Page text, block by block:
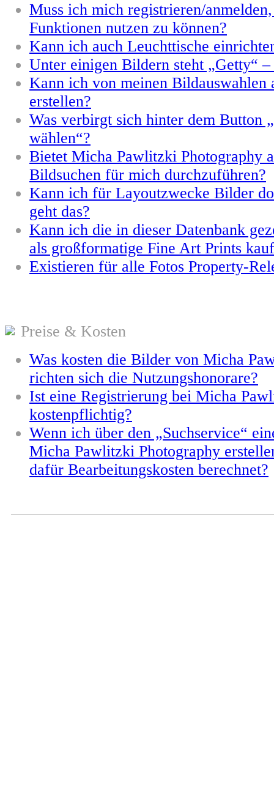
Muss ich mich registrieren/
Funktionen nutzen zu können?
Kann ich auch Leuchttische
Unter einigen Bildern steht „Getty“ –
Kann ich von meinen Bildauswahlen
erstellen?
Was verbirgt sich hinter dem Button
wählen“?
Bietet Micha Pawlitzki Photography
Bildsuchen für mich durchzuführen?
Kann ich für Layoutzwecke Bilder
geht das?
Kann ich die in dieser Datenbank
als großformatige Fine Art Prints
Existieren für alle Fotos Property-
Preise & Kosten
Was kosten die Bilder von Micha
richten sich die Nutzungshonorare?
Ist eine Registrierung bei Micha
kostenpflichtig?
Wenn ich über den „Suchservice“
Micha Pawlitzki Photography
dafür Bearbeitungskosten berechnet?